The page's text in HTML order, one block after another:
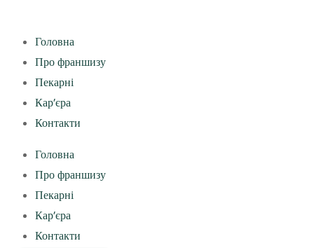
Головна
Про франшизу
Пекарні
Кар’єра
Контакти
Головна
Про франшизу
Пекарні
Кар’єра
Контакти